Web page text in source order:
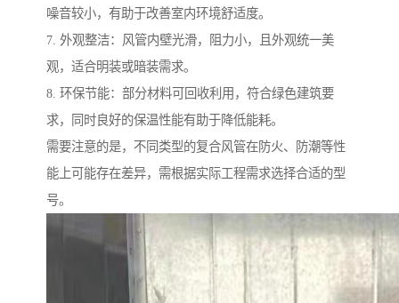
噪音较小，有助于改善室内环境舒适度。
7. 外观整洁：风管内壁光滑，阻力小，且外观统一美
观，适合明装或暗装需求。
8. 环保节能：部分材料可回收利用，符合绿色建筑要
求，同时良好的保温性能有助于降低能耗。
需要注意的是，不同类型的复合风管在防火、防潮等性
能上可能存在差异，需根据实际工程需求选择合适的型
号。